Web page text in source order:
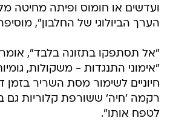
ועדשים או חומוס ופיתה מחיטה
הערך הביולוגי של החלבון",
"אל תסתפקו בתזונה בלבד",
"אימוני התנגדות - משקולות,
חיוניים לשימור מסת השריר
רקמה 'חיה' ששורפת קלוריות גם
לטפח אותו".